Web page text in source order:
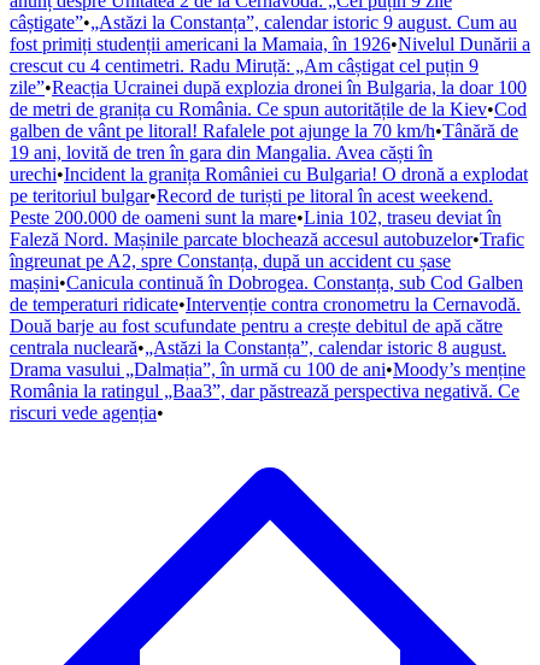
câștigate”•„Astăzi la Constanța”, calendar istoric 9 august. Cum au
fost primiți studenții americani la Mamaia, în 1926•Nivelul Dunării a
crescut cu 4 centimetri. Radu Miruță: „Am câștigat cel puțin 9
zile”•Reacția Ucrainei după explozia dronei în Bulgaria, la doar 100
de metri de granița cu România. Ce spun autoritățile de la Kiev•Cod
galben de vânt pe litoral! Rafalele pot ajunge la 70 km/h•Tânără de
19 ani, lovită de tren în gara din Mangalia. Avea căști în
urechi•Incident la granița României cu Bulgaria! O dronă a explodat
pe teritoriul bulgar•Record de turiști pe litoral în acest weekend.
Peste 200.000 de oameni sunt la mare•Linia 102, traseu deviat în
Faleză Nord. Mașinile parcate blochează accesul autobuzelor•Trafic
îngreunat pe A2, spre Constanța, după un accident cu șase
mașini•Canicula continuă în Dobrogea. Constanța, sub Cod Galben
de temperaturi ridicate•Intervenție contra cronometru la Cernavodă.
Două barje au fost scufundate pentru a crește debitul de apă către
centrala nucleară•„Astăzi la Constanța”, calendar istoric 8 august.
Drama vasului „Dalmația”, în urmă cu 100 de ani•Moody’s menține
România la ratingul „Baa3”, dar păstrează perspectiva negativă. Ce
riscuri vede agenția•